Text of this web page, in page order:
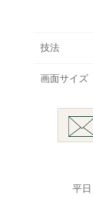
技法
画面サイズ
平